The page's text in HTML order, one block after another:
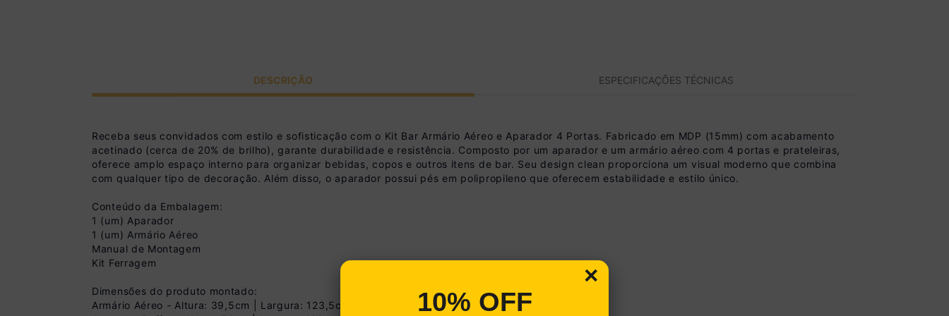
DESCRIÇÃO ESPECIFICAÇÕES TÉCNICAS
Receba seus convidados com estilo e sofisticação com o Kit Bar Armário Aéreo e Aparador 4 Portas. Fabricado em MDP (15mm) com acabamento
acetinado (cerca de 20% de brilho), garante durabilidade e resistência. Composto por um aparador e um armário aéreo com 4 portas e prateleiras,
oferece amplo espaço interno para organizar bebidas, copos e outros itens de bar. Seu design clean proporciona um visual moderno que combina
com qualquer tipo de decoração. Além disso, o aparador possui pés em polipropileno que oferecem estabilidade e estilo único.
Conteúdo da Embalagem:
1 (um) Aparador
1 (um) Armário Aéreo
Manual de Montagem
Kit Ferragem
Dimensões do produto montado:
Armário Aéreo - Altura: 39,5cm | Largura: 123,5cm | Profundidade: 31,5cm
×
10% OFF